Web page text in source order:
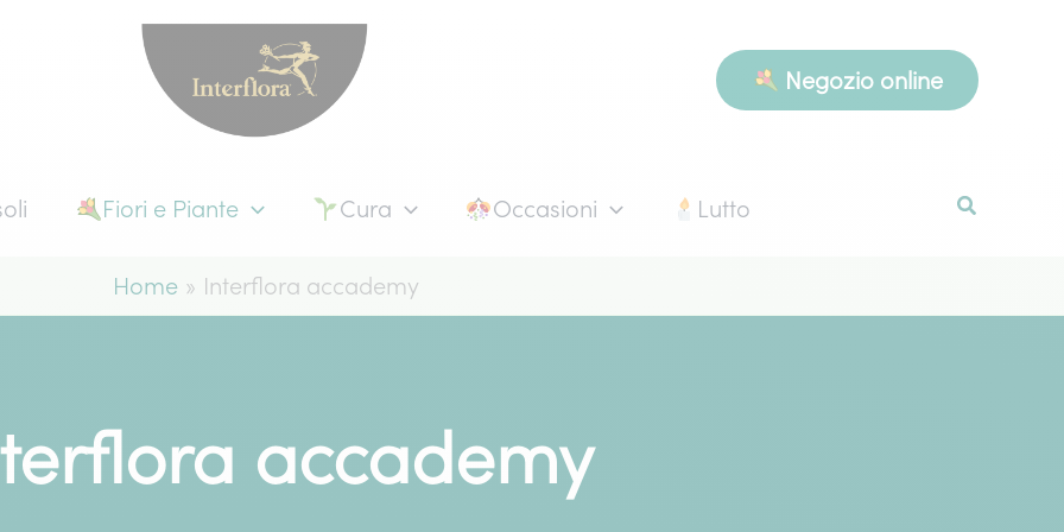
Negozio online
Fiori e Piante Cura Occasioni Lutto
Home Interflora accademy
accademy